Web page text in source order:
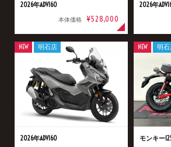
2026年ADV160
本体価格 ¥528,000
2026年
2026年ADV160
NEW 明石店
モンキー
NEW 明石